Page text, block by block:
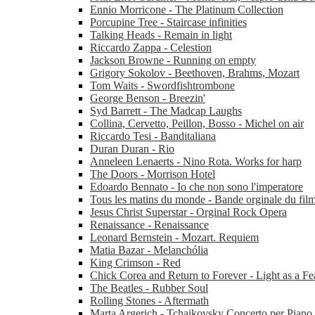
Ennio Morricone - The Platinum Collection
Porcupine Tree - Staircase infinities
Talking Heads - Remain in light
Riccardo Zappa - Celestion
Jackson Browne - Running on empty
Grigory Sokolov - Beethoven, Brahms, Mozart
Tom Waits - Swordfishtrombone
George Benson - Breezin'
Syd Barrett - The Madcap Laughs
Collina, Cervetto, Peillon, Bosso - Michel on air
Riccardo Tesi - Banditaliana
Duran Duran - Rio
Anneleen Lenaerts - Nino Rota. Works for harp
The Doors - Morrison Hotel
Edoardo Bennato - Io che non sono l'imperatore
Tous les matins du monde - Bande orginale du
Jesus Christ Superstar - Orginal Rock Opera
Renaissance - Renaissance
Leonard Bernstein - Mozart. Requiem
Matia Bazar - Melanchólia
King Crimson - Red
Chick Corea and Return to Forever - Light as a
The Beatles - Rubber Soul
Rolling Stones - Aftermath